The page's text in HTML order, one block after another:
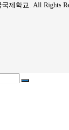
제학교. All Rights